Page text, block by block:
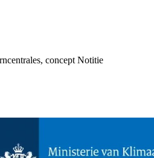
concept Notitie